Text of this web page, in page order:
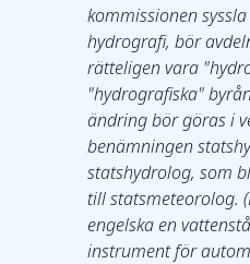
kommissionen
hydrografi, bör
rätteligen vara
"hydrografiska"
ändring bör göras i
benämningen
statshydrolog, som
till statsmeteorolog.
engelska en
instrument för